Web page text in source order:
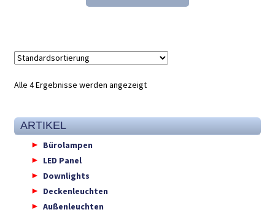
55,10 € 36,98 €.
Alle 4 Ergebnisse werden angezeigt
ARTIKEL
Bürolampen
LED Panel
Downlights
Deckenleuchten
Außenleuchten